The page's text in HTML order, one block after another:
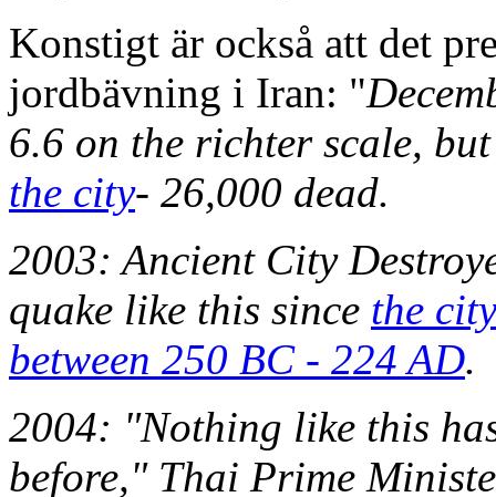
Konstigt är också att det
jordbävning i Iran: "
6.6 on the richter scale,
the city- 26,000 dead.
2003: Ancient City
quake like this since the
between 250 BC - 224 AD.
2004: "Nothing like this
before," Thai Prime